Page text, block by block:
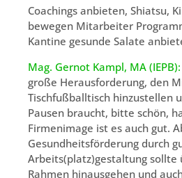
Coachings anbieten, Shiatsu,
bewegen Mitarbeiter
Kantine gesunde Salate
Mag. Gernot Kampl, MA (IEPB):
große Herausforderung, den
Tischfußballtisch hinzustellen
Pausen braucht, bitte schön,
Firmenimage ist es auch gut.
Gesundheitsförderung durch
Arbeits(platz)gestaltung
Rahmen hinausgehen und